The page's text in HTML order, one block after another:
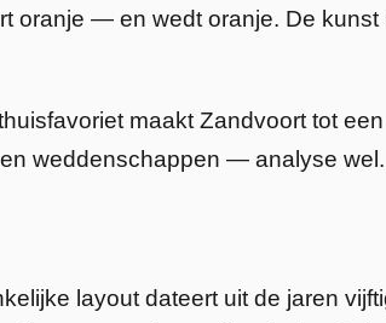
oranje — en wedt oranje. De kunst
maakt Zandvoort tot
weddenschappen — analyse wel.
layout dateert uit de jaren